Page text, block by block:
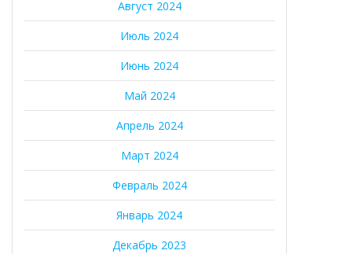
Август 2024
Июль 2024
Июнь 2024
Май 2024
Апрель 2024
Март 2024
Февраль 2024
Январь 2024
Декабрь 2023